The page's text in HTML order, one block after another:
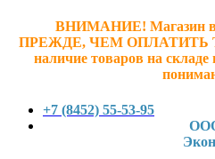
ВНИМАНИЕ! Магазин в
ПРЕЖДЕ, ЧЕМ ОПЛАТИТЬ
наличие товаров на складе
+7 (8452) 55-53-95
ООО
Экономить